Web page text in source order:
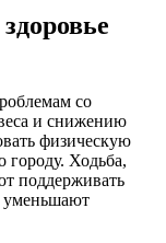
со
и снижению
физическую
городу. Ходьба,
поддерживать
уменьшают